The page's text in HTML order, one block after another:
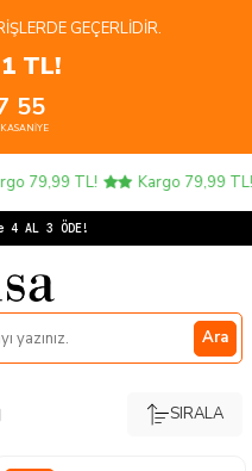
GEÇERLIDIR.
TL!
54
SANIYE
Kargo 79,99 TL! Kargo 79,99
Ara
SIRALA